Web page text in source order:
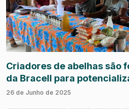
Criadores de abelhas são
da Bracell para
em Mata de São João
26 de Junho de 2025